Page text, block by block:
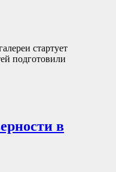
стартует
подготовили
в